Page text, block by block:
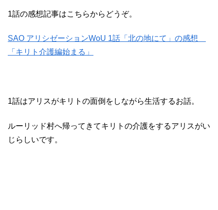
1話の感想記事はこちらからどうぞ。
SAO アリシゼーションWoU 1話「北の地にて」の感想
「キリト介護編始まる」
1話はアリスがキリトの面倒をしながら生活するお話。
ルーリッド村へ帰ってきてキリトの介護をするアリスがい
じらしいです。